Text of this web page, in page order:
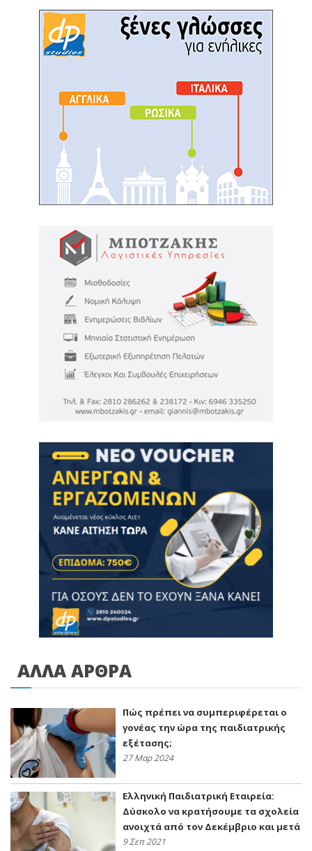
ΑΛΛΑ ΑΡΘΡΑ
Πώς πρέπει να συμπεριφέρεται ο
γονέας την ώρα της παιδιατρικής
εξέτασης;
27 Μαρ 2024
Ελληνική Παιδιατρική Εταιρεία:
Δύσκολο να κρατήσουμε τα σχολεία
ανοιχτά από τον Δεκέμβριο και μετά
9 Σεπ 2021